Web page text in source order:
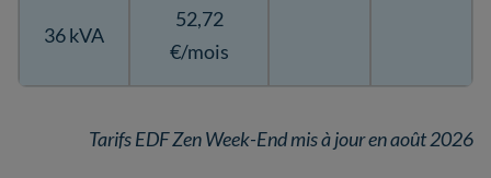
36 kVA
52,72
€/mois
Tarifs EDF Zen Week-End mis à jour en août 2026